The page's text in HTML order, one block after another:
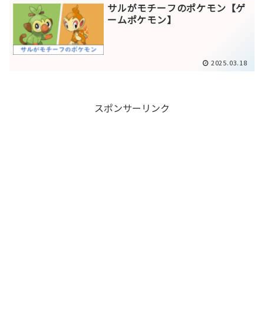
サルがモチーフのポケモン【ゲ
ームポケモン】
2025.03.18
スポンサーリンク